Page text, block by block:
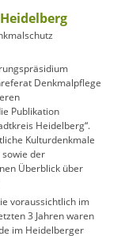
Denkmalpflege
Publikation
Heidelberg“.
Kulturdenkmale
der
Überblick über
voraussichtlich im
3 Jahren waren
im Heidelberger